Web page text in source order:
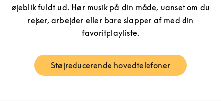
øjeblik fuldt ud. Hør musik på din måde, uanset om du
rejser, arbejder eller bare slapper af med din
favoritplayliste.
Støjreducerende hovedtelefoner
Link Opens in New Tab